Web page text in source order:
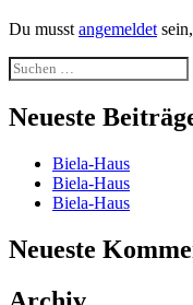
Du musst angemeldet
Suchen
nach:
Neueste
Biela-Haus
Biela-Haus
Biela-Haus
Neueste